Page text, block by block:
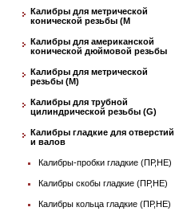
Калибры для метрической
конической резьбы (М
Калибры для американской
конической дюймовой резьбы
Калибры для метрической
резьбы (М)
Калибры для трубной
цилиндрической резьбы (G)
Калибры гладкие для отверстий
и валов
Калибры-пробки гладкие (ПР,НЕ)
Калибры скобы гладкие (ПР,НЕ)
Калибры кольца гладкие (ПР,НЕ)